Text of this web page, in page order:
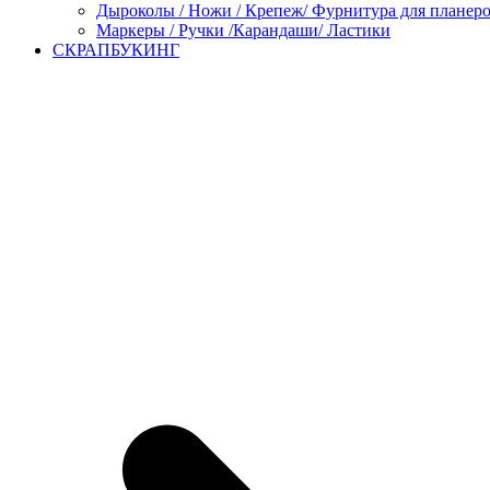
Дыроколы / Ножи / Крепеж/ Фурнитура для
Маркеры / Ручки /Карандаши/ Ластики
СКРАПБУКИНГ